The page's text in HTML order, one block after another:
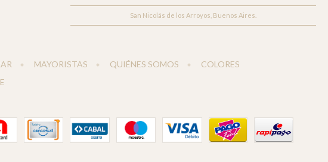
San Nicolás de los Arroyos, Buenos Aires.
MAYORISTAS QUIÉNES SOMOS
COLORES